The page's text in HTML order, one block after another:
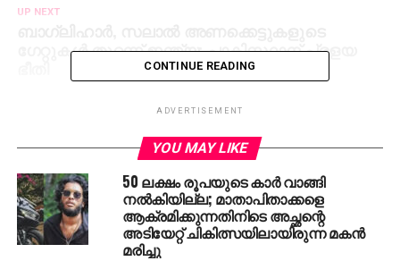
UP NEXT
ഗേറ്റുകള്‍ തുറന്ന് ഇന്ത്യ; പാകിസ്ഥാന് പ്രളയ
നിപ: പേടിക്കേണ്ട സാഹചര്യമില്ലെന്ന്
ആരോഗ്യമന്ത്രി
CONTINUE READING
ADVERTISEMENT
YOU MAY LIKE
50 ലക്ഷം രൂപയുടെ കാര്‍ വാങ്ങി
നല്‍കിയില്ല; മാതാപിതാക്കളെ
ആക്രമിക്കുന്നതിനിടെ അച്ഛന്റെ
അടിയേറ്റ് ചികിത്സയിലായിരുന്ന മകന്‍
മരിച്ചു